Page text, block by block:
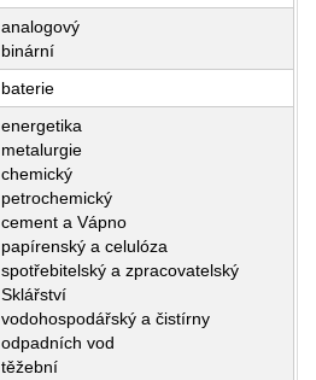
analogový
binární
baterie
energetika
metalurgie
chemický
petrochemický
cement a Vápno
papírenský a celulóza
spotřebitelský a zpracovatelský
Sklářství
vodohospodářský a čistírny
odpadních vod
těžební